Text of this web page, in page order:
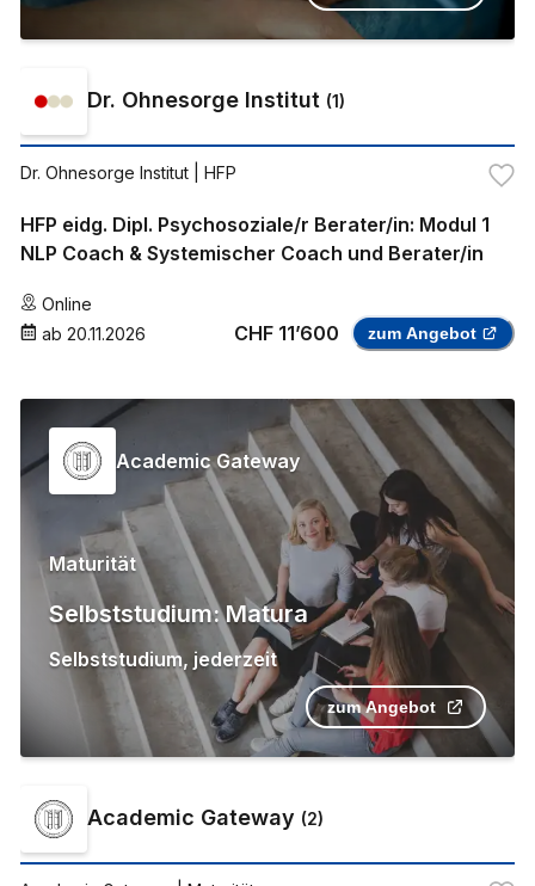
Dr. Ohnesorge Institut (1)
Dr. Ohnesorge Institut | HFP
HFP eidg. Dipl. Psychosoziale/r Berater/in: Modul 1
NLP Coach & Systemischer Coach und Berater/in
Online
ab 20.11.2026 CHF 11’600 zum Angebot
Academic Gateway
Maturität
Selbststudium: Matura
Selbststudium, jederzeit
zum Angebot
Academic Gateway (2)